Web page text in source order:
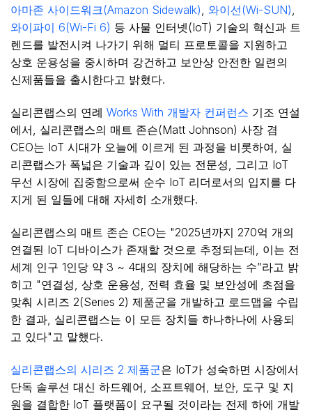
아마존 사이드워크(Amazon Sidewalk), 와이선(Wi-SUN),
와이파이 6(Wi-Fi 6) 등 사물 인터넷(IoT) 기술의 혁신과 트
렌드를 발전시켜 나가기 위해 멀티 프로토콜을 지원하고
상호 운용성을 중시하며 강건하고 보안상 안전한 일련의
신제품들을 출시한다고 밝혔다.
실리콘랩스의 연례 Works With 개발자 컨퍼런스 기조 연설
에서, 실리콘랩스의 매트 존슨(Matt Johnson) 사장 겸
CEO는 IoT 시대가 오늘에 이르게 된 과정을 비롯하여, 실
리콘랩스가 폭넓은 기술과 깊이 있는 전문성, 그리고 IoT
무선 시장에 집중함으로써 순수 IoT 리더로서의 입지를 다
지게 된 일들에 대해 자세히 소개했다.
실리콘랩스의 매트 존슨 CEO는 "2025년까지 270억 개의
연결된 IoT 디바이스가 존재할 것으로 추정되는데, 이는 전
세계 인구 1인당 약 3 ~ 4대의 장치에 해당하는 수”라고 밝
히고 "연결성, 상호 운용성, 전력 효율 및 보안성에 초점을
맞춰 시리즈 2(Series 2) 제품군을 개발하고 로드맵을 수립
한 결과, 실리콘랩스는 이 모든 장치들 하나하나에 사용되
고 있다"고 말했다.
실리콘랩스의 시리즈 2 제품군은 IoT가 성숙하면 시장에서
단독 솔루션 대신 하드웨어, 소프트웨어, 보안, 도구 및 지
원을 결합한 IoT 플랫폼이 요구될 것이라는 전제 하에 개발